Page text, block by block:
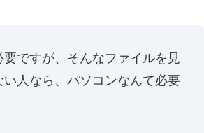
要ですが、そんなファイルを見
人なら、パソコンなんて必要